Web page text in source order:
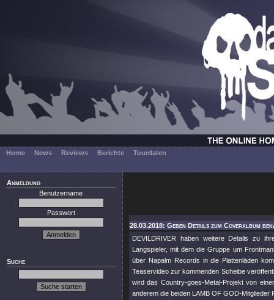
Home News Reviews Berichte Tourdaten
Anmeldung
Benutzername
Passwort
Suche
28.03.2018: Geben Details zum Coveralbum
DEVILDRIVER haben weitere Details zu
Langspieler, mit dem die Gruppe um
über Napalm Records in die Plattenläden
Teaservideo zur kommenden Scheibe
wird das Country-goes-Metal-Projekt von
anderem die beiden LAMB OF GOD-